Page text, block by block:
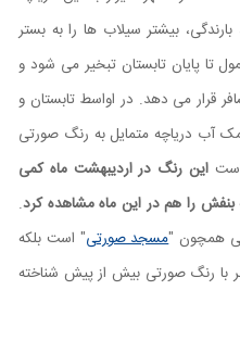
بیشتر سیلاب ها را به بستر
تا پایان تابستان تبخیر می شود و
قرار می دهد. در اواسط تابستان و
آب دریاچه متمایل به رنگ صورتی
استاین رنگ در اردیبهشت ماه کمی
را هم در این ماه مشاهده کرد.
همچون "مسجد صورتی" است بلکه
با رنگ صورتی بیش از پیش شناخته